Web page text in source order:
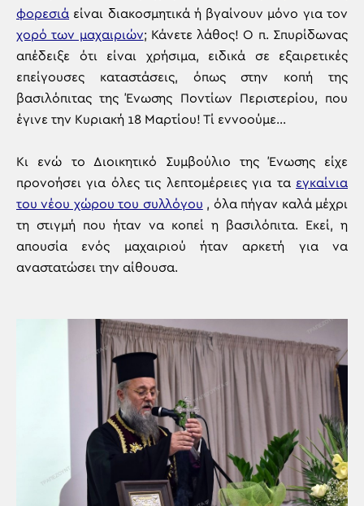
φορεσιά είναι διακοσμητικά ή βγαίνουν μόνο για τον
χορό των μαχαιριών; Κάνετε λάθος! Ο π. Σπυρίδωνας
απέδειξε ότι είναι χρήσιμα, ειδικά σε εξαιρετικές
επείγουσες καταστάσεις, όπως στην κοπή της
βασιλόπιτας της Ένωσης Ποντίων Περιστερίου, που
έγινε την Κυριακή 18 Μαρτίου! Τί εννοούμε…
Κι ενώ το Διοικητικό Συμβούλιο της Ένωσης είχε
προνοήσει για όλες τις λεπτομέρειες για τα εγκαίνια
του νέου χώρου του συλλόγου , όλα πήγαν καλά μέχρι
τη στιγμή που ήταν να κοπεί η βασιλόπιτα. Εκεί, η
απουσία ενός μαχαιριού ήταν αρκετή για να
αναστατώσει την αίθουσα.